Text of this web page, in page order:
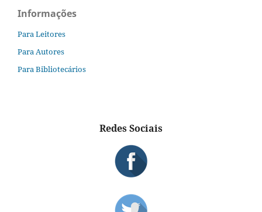
Informações
Para Leitores
Para Autores
Para Bibliotecários
Redes Sociais